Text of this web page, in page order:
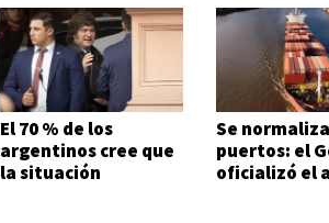
El 70 % de los
argentinos cree que
la situación
Se
puertos: el
oficializó el